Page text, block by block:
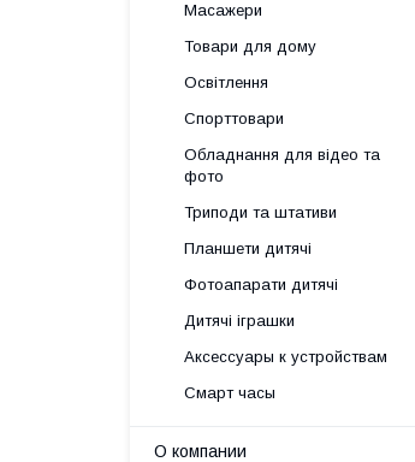
Масажери
Товари для дому
Освітлення
Спорттовари
Обладнання для відео та
фото
Триподи та штативи
Планшети дитячі
Фотоапарати дитячі
Дитячі іграшки
Аксессуары к устройствам
Смарт часы
О компании